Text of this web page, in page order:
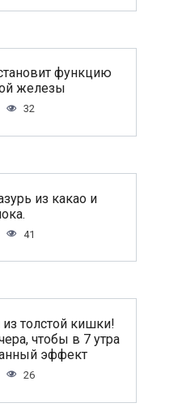
функцию
железы
32
из какао и
41
толстой кишки!
чтобы в 7 утра
эффект
26